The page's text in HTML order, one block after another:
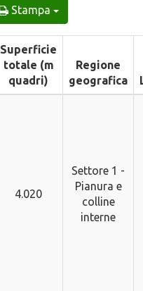
Stampa
Superficie
totale (m
quadri)
Regione
geografica
4.020
Settore 1 -
Pianura e
colline
interne